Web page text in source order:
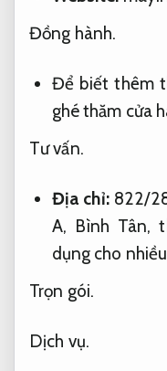
Đồng hành.
Để biết thêm
ghé thăm cửa
Tư vấn.
Địa chỉ:822/
A, Bình Tân,
dụng cho
Trọn gói.
Dịch vụ.